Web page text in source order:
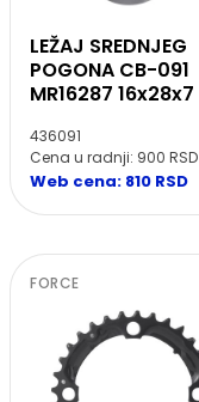
LEŽAJ SREDNJEG
POGONA CB-091
MR16287 16x28x7
436091
Cena u radnji: 900 RSD
Web cena: 810 RSD
FORCE